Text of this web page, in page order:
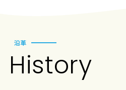
沿革
History